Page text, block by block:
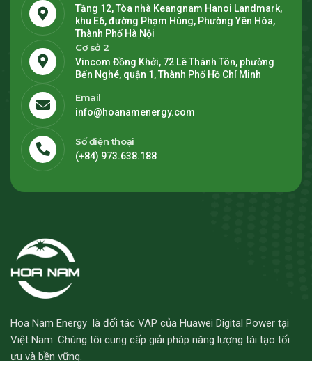
Tầng 12, Tòa nhà Keangnam Hanoi Landmark,
khu E6, đường Phạm Hùng, Phường Yên Hòa,
Thành Phố Hà Nội
Cơ sở 2
Vincom Đồng Khởi, 72 Lê Thánh Tôn, phường
Bến Nghé, quận 1, Thành Phố Hồ Chí Minh
Email
info@hoanamenergy.com
Số điện thoại
(+84) 973.638.188
Hoa Nam Energy là đối tác VAP của Huawei Digital Power tại
Việt Nam. Chúng tôi cung cấp giải pháp năng lượng tái tạo tối
ưu và bền vững.